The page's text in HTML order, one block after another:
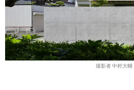
撮影者 中村大輔